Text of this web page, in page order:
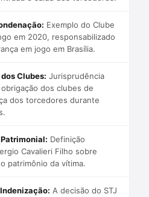
Exemplo do Clube
em 2020, responsabilizado
em jogo em Brasília.
Clubes: Jurisprudência
dos clubes de
dos torcedores durante
Definição
Cavalieri Filho sobre
patrimônio da vítima.
A decisão do STJ